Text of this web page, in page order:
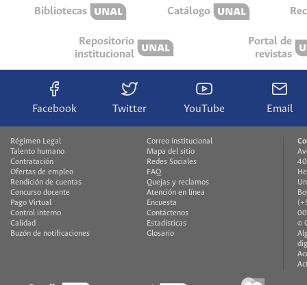
Bibliotecas Catálogo
Repositorio
institucional
Portal de
revistas
Facebook Twitter YouTube Email
Régimen Legal
Talento humano
Contratación
Ofertas de empleo
Rendición de cuentas
Concurso docente
Pago Virtual
Control interno
Calidad
Buzón de notificaciones
Correo institucional
Mapa del sitio
Redes Sociales
FAQ
Quejas y reclamos
Atención en línea
Encuesta
Contáctenos
Estadísticas
Glosario
©